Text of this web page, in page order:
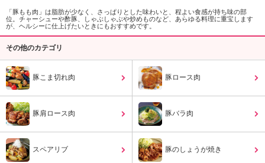
を
見
つ
よ
N
エ
「豚もも肉」は脂肪が少なく、さっぱりとした味わいと、程よい食感が持ち味の部
位。チャーシューや酢豚、しゃぶしゃぶや炒めものなど、あらゆる料理に重宝します
が、ヘルシーに仕上げたいときにもおすすめです。
その他のカテゴリ
豚こま切れ肉 豚ロース肉
豚肩ロース肉 豚バラ肉
スペアリブ 豚のしょうが焼き